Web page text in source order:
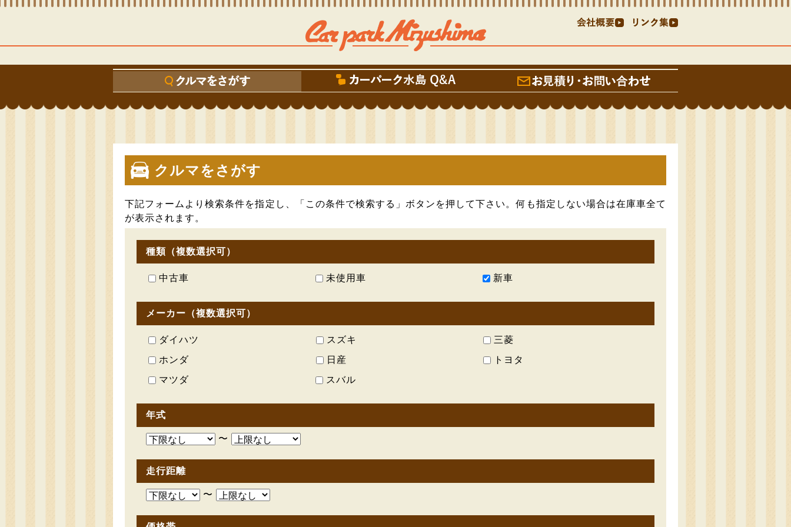
クルマをさがす
下記フォームより検索条件を指定し、「この条件で検索する」ボタンを押して下さい。何も指定しない場合は在庫車全て
が表示されます。
種類（複数選択可）
中古車 未使用車 新車
メーカー（複数選択可）
ダイハツ スズキ
三菱
ホンダ
日産
トヨタ
マツダ
スバル
年式
〜
走行距離
〜